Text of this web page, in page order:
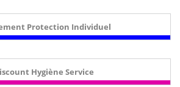
Protection Individuel
Hygiène Service